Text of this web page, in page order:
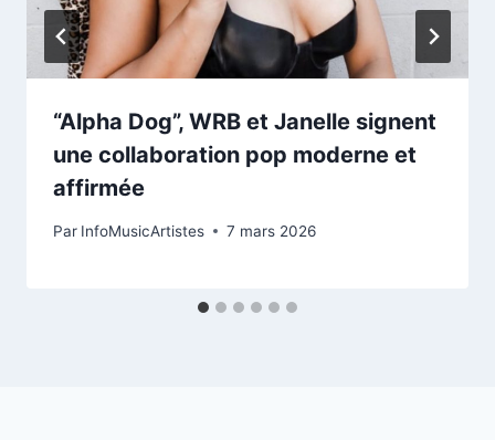
“Alpha Dog”, WRB et Janelle signent
une collaboration pop moderne et
affirmée
Par InfoMusicArtistes 7 mars 2026